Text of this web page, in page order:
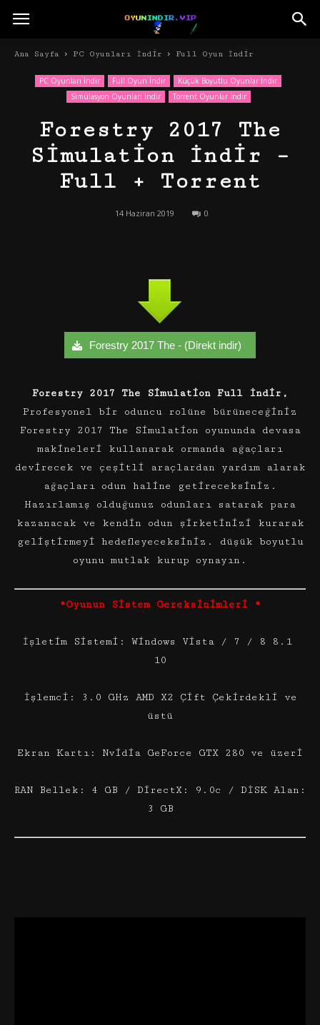
Ana Sayfa PC Oyunları İndir Full Oyun İndir
PC Oyunları İndir Full Oyun İndir
Küçük Boyutlu Oyunlar İndir
Simülasyon Oyunları İndir
Torrent Oyunlar indir
Forestry 2017 The
Simulation İndir –
Full + Torrent
14 Haziran 2019 0
Forestry 2017 The - (Direkt indir)
Forestry 2017 The Simulation Full İndir,
Profesyonel bir oduncu rolüne bürüneceğiniz
Forestry 2017 The Simulation oyununda devasa
makineleri kullanarak ormanda ağaçları
devirecek ve çeşitli araçlardan yardım alarak
ağaçları odun haline getireceksiniz.
Hazırlamış olduğunuz odunları satarak para
kazanacak ve kendin odun şirketinizi kurarak
geliştirmeyi hedefleyeceksiniz. düşük boyutlu
oyunu mutlak kurup oynayın.
*Oyunun Sistem Gereksinimleri *
İşletim Sistemi: Windows Vista / 7 / 8 8.1
10
İşlemci: 3.0 GHz AMD X2 Çift Çekirdekli ve
üstü
Ekran Kartı: Nvidia GeForce GTX 280 ve üzeri
RAN Bellek: 4 GB / DirectX: 9.0c / DİSK Alan:
3 GB